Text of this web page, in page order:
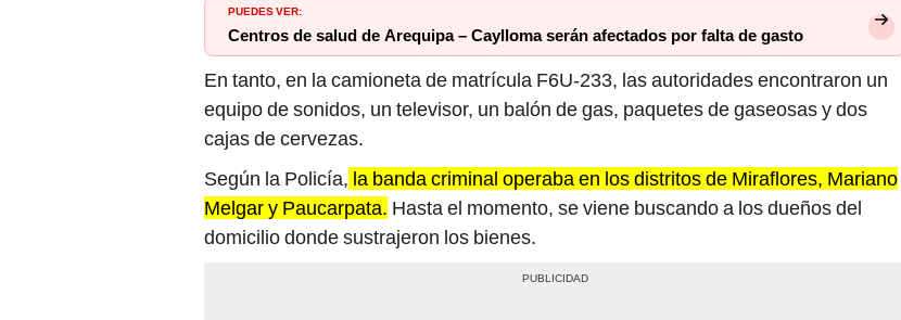
PUEDES VER:
Centros de salud de Arequipa – Caylloma serán afectados por falta de gasto
En tanto, en la camioneta de matrícula F6U-233, las autoridades encontraron un
equipo de sonidos, un televisor, un balón de gas, paquetes de gaseosas y dos
cajas de cervezas.
Según la Policía, la banda criminal operaba en los distritos de Miraflores, Mariano
Melgar y Paucarpata. Hasta el momento, se viene buscando a los dueños del
domicilio donde sustrajeron los bienes.